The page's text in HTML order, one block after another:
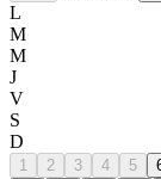
L
M
M
J
V
S
D
1 2 3 4 5